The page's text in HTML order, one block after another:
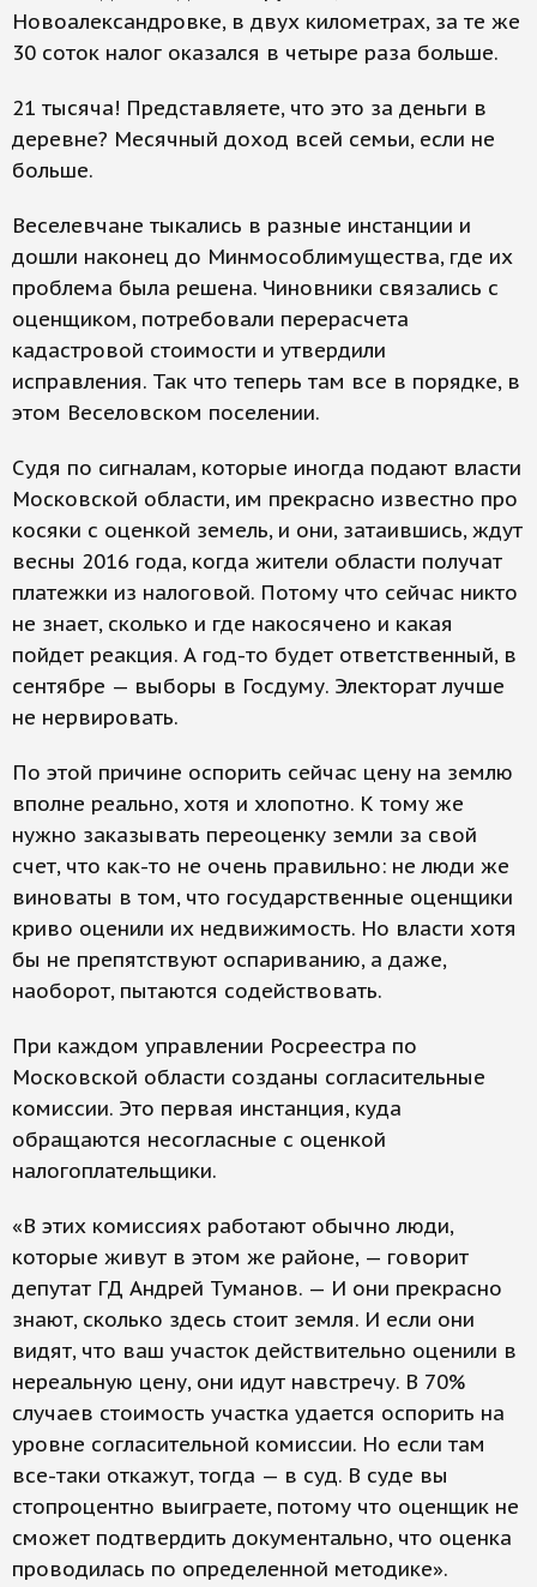
Новоалександровке, в двух километрах, за те же
30 соток налог оказался в четыре раза больше.
21 тысяча! Представляете, что это за деньги в
деревне? Месячный доход всей семьи, если не
больше.
Веселевчане тыкались в разные инстанции и
дошли наконец до Минмособлимущества, где их
проблема была решена. Чиновники связались с
оценщиком, потребовали перерасчета
кадастровой стоимости и утвердили
исправления. Так что теперь там все в порядке, в
этом Веселовском поселении.
Судя по сигналам, которые иногда подают власти
Московской области, им прекрасно известно про
косяки с оценкой земель, и они, затаившись, ждут
весны 2016 года, когда жители области получат
платежки из налоговой. Потому что сейчас никто
не знает, сколько и где накосячено и какая
пойдет реакция. А год-то будет ответственный, в
сентябре — выборы в Госдуму. Электорат лучше
не нервировать.
По этой причине оспорить сейчас цену на землю
вполне реально, хотя и хлопотно. К тому же
нужно заказывать переоценку земли за свой
счет, что как-то не очень правильно: не люди же
виноваты в том, что государственные оценщики
криво оценили их недвижимость. Но власти хотя
бы не препятствуют оспариванию, а даже,
наоборот, пытаются содействовать.
При каждом управлении Росреестра по
Московской области созданы согласительные
комиссии. Это первая инстанция, куда
обращаются несогласные с оценкой
налогоплательщики.
«В этих комиссиях работают обычно люди,
которые живут в этом же районе, — говорит
депутат ГД Андрей Туманов. — И они прекрасно
знают, сколько здесь стоит земля. И если они
видят, что ваш участок действительно оценили в
нереальную цену, они идут навстречу. В 70%
случаев стоимость участка удается оспорить на
уровне согласительной комиссии. Но если там
все-таки откажут, тогда — в суд. В суде вы
стопроцентно выиграете, потому что оценщик не
сможет подтвердить документально, что оценка
проводилась по определенной методике».